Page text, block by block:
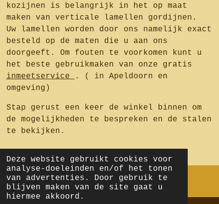
Deze website gebruikt cookies voor
analyse-doeleinden en/of het tonen
van advertenties. Door gebruik te
blijven maken van de site gaat u
hiermee akkoord.
kozijnen is belangrijk in het op maat
maken van verticale lamellen gordijnen.
Uw lamellen worden door ons namelijk exact
besteld op de maten die u aan ons
doorgeeft. Om fouten te voorkomen kunt u
het beste gebruikmaken van onze gratis
inmeetservice
. ( in Apeldoorn en
omgeving)
Stap gerust een keer de winkel binnen om
de mogelijkheden te bespreken en de stalen
te bekijken.
I
Y
T
P